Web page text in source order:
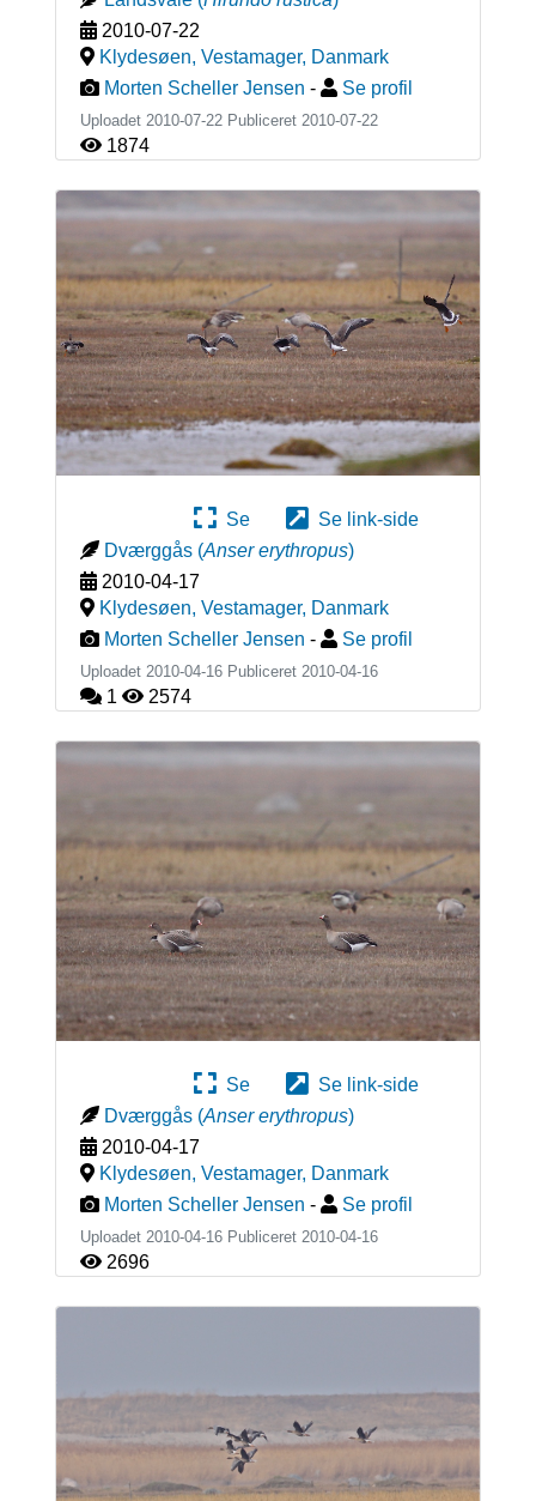
2010-07-22
Klydesøen, Vestamager, Danmark
Morten Scheller Jensen - Se profil
Uploadet 2010-07-22 Publiceret 2010-07-22
1874
Se
Se link-side
Dværggås (Anser erythropus)
2010-04-17
Klydesøen, Vestamager, Danmark
Morten Scheller Jensen - Se profil
Uploadet 2010-04-16 Publiceret 2010-04-16
1 2574
Se
Se link-side
Dværggås (Anser erythropus)
2010-04-17
Klydesøen, Vestamager, Danmark
Morten Scheller Jensen - Se profil
Uploadet 2010-04-16 Publiceret 2010-04-16
2696